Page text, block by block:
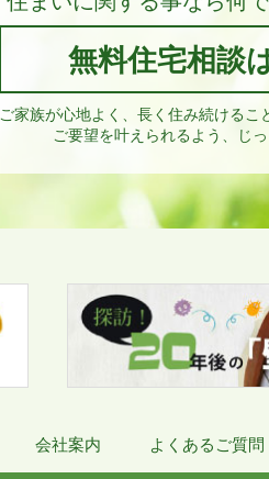
無料住宅相談
ご家族が心地よく、長く住み続けるこ
ご要望を叶えられるよう、じ
会社案内 よくあるご質問